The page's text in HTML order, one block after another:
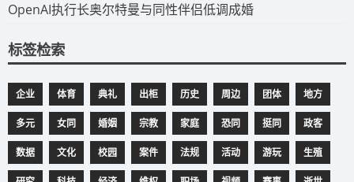
​OpenAI执行长奥尔特曼与同性伴侣低调成婚
标签检索
企业 体育 典礼 出柜 历史 周边 团体 地方
多元 女同 婚姻 宗教 家庭 恐同 挺同 政客
数据 文化 校园 案件 法规 活动 游玩 生殖